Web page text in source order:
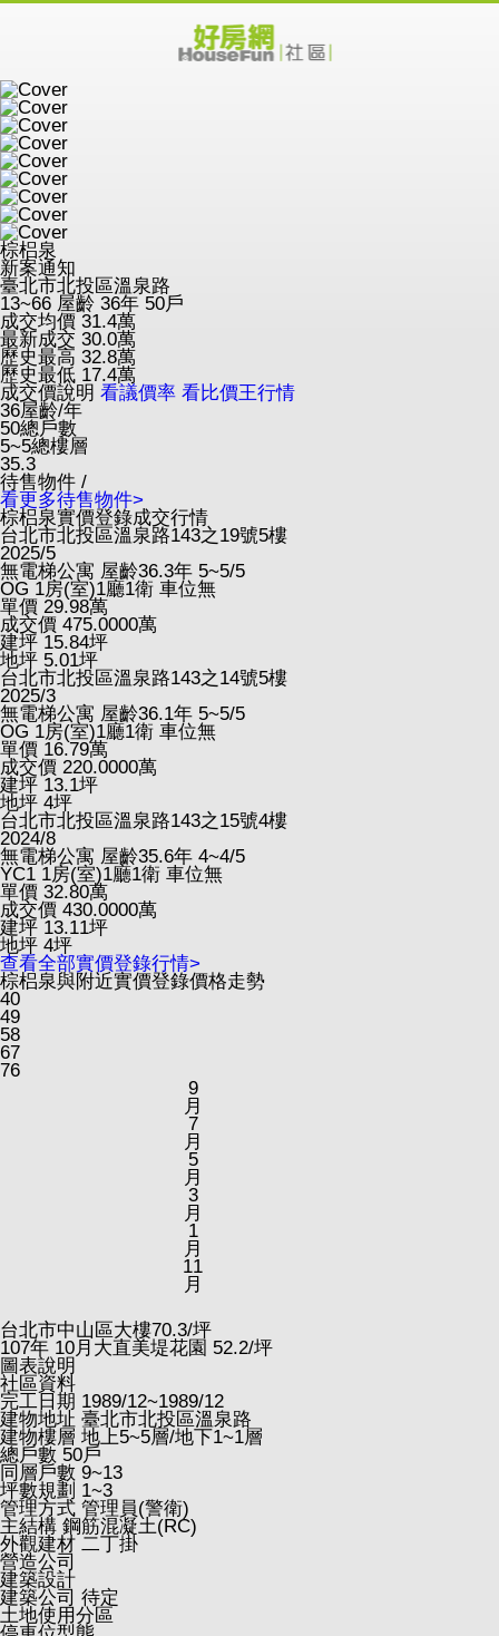
棕梠泉
新案通知
臺北市北投區溫泉路
13~66 屋齡 36年 50戶
成交均價 31.4萬
最新成交 30.0萬
歷史最高 32.8萬
歷史最低 17.4萬
成交價說明 看議價率 看比價王行情
36屋齡/年
50總戶數
5~5總樓層
35.3
待售物件 /
看更多待售物件>
棕梠泉實價登錄成交行情
台北市北投區溫泉路143之19號5樓
2025/5
無電梯公寓 屋齡36.3年 5~5/5
OG 1房(室)1廳1衛 車位無
單價 29.98萬
成交價 475.0000萬
建坪 15.84坪
地坪 5.01坪
台北市北投區溫泉路143之14號5樓
2025/3
無電梯公寓 屋齡36.1年 5~5/5
OG 1房(室)1廳1衛 車位無
單價 16.79萬
成交價 220.0000萬
建坪 13.1坪
地坪 4坪
台北市北投區溫泉路143之15號4樓
2024/8
無電梯公寓 屋齡35.6年 4~4/5
YC1 1房(室)1廳1衛 車位無
單價 32.80萬
成交價 430.0000萬
建坪 13.11坪
地坪 4坪
查看全部實價登錄行情>
棕梠泉與附近實價登錄價格走勢
40
49
58
67
76
9
月
7
月
5
月
3
月
1
月
11
月
台北市中山區大樓70.3/坪
107年 10月大直美堤花園 52.2/坪
圖表說明
社區資料
完工日期 1989/12~1989/12
建物地址 臺北市北投區溫泉路
建物樓層 地上5~5層/地下1~1層
總戶數 50戶
同層戶數 9~13
坪數規劃 1~3
管理方式 管理員(警衛)
主結構 鋼筋混凝土(RC)
外觀建材 二丁掛
營造公司
建築設計
建築公司 待定
土地使用分區